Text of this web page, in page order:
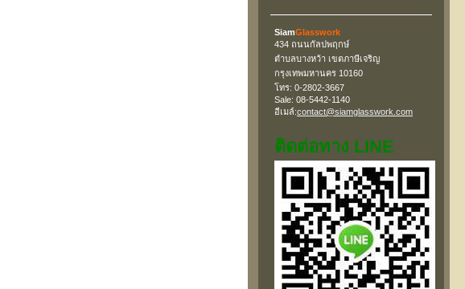
SiamGlasswork
434 ถนนกัลปพฤกษ์
ตำบลบางหว้า เขตภาษีเจริญ
กรุงเทพมหานคร 10160
โทร: 0-2802-3667
Sale: 08-5442-1140
อีเมล์:contact@siamglasswork.com
ติดต่อทาง LINE